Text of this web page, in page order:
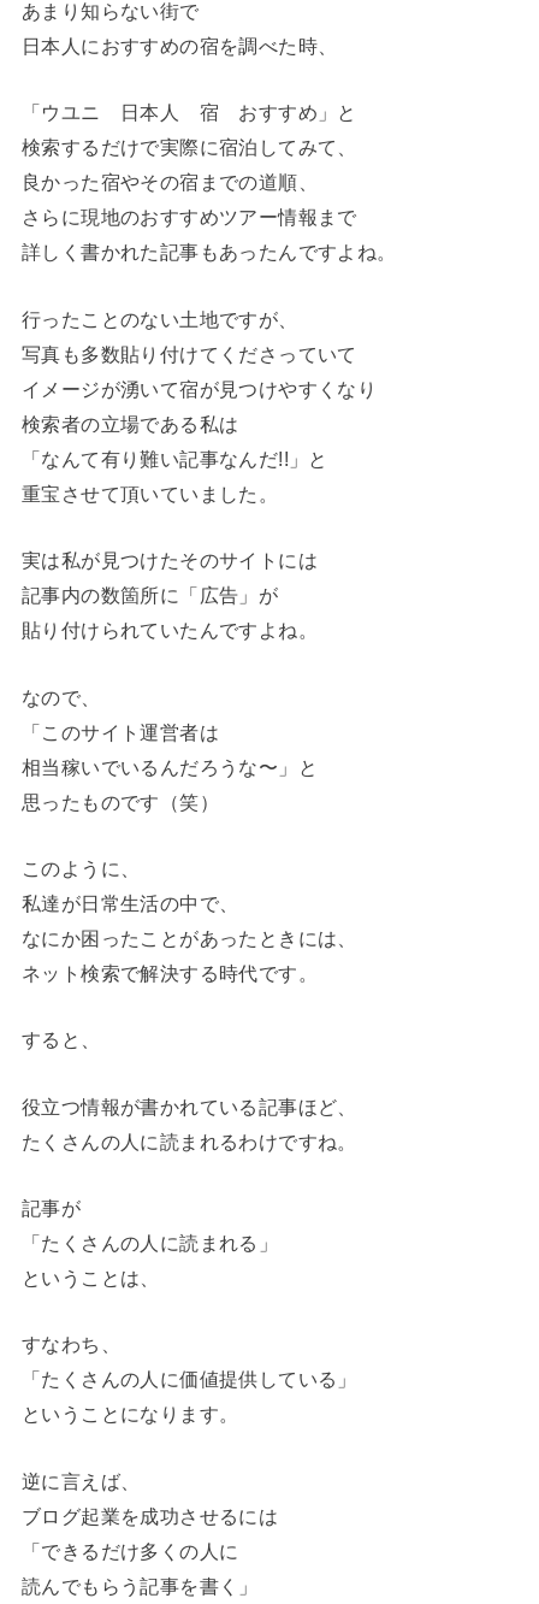
あまり知らない街で
日本人におすすめの宿を調べた時、
「ウユニ 日本人 宿 おすすめ」と
検索するだけで実際に宿泊してみて、
良かった宿やその宿までの道順、
さらに現地のおすすめツアー情報まで
詳しく書かれた記事もあったんですよね。
行ったことのない土地ですが、
写真も多数貼り付けてくださっていて
イメージが湧いて宿が見つけやすくなり
検索者の立場である私は
「なんて有り難い記事なんだ!!」と
重宝させて頂いていました。
実は私が見つけたそのサイトには
記事内の数箇所に「広告」が
貼り付けられていたんですよね。
なので、
「このサイト運営者は
相当稼いでいるんだろうな〜」と
思ったものです（笑）
このように、
私達が日常生活の中で、
なにか困ったことがあったときには、
ネット検索で解決する時代です。
すると、
役立つ情報が書かれている記事ほど、
たくさんの人に読まれるわけですね。
記事が
「たくさんの人に読まれる」
ということは、
すなわち、
「たくさんの人に価値提供している」
ということになります。
逆に言えば、
ブログ起業を成功させるには
「できるだけ多くの人に
読んでもらう記事を書く」